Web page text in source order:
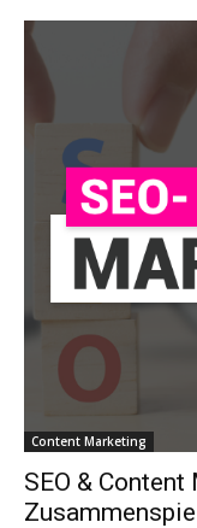
Content Marketing
SEO &